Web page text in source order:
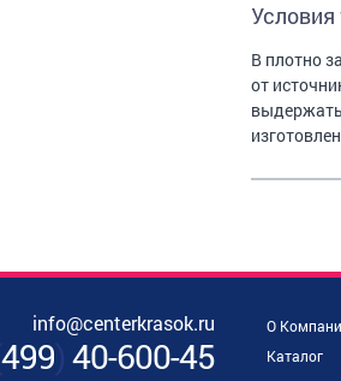
Условия
В плотно
от
выдержать
info@centerkrasok.ru
499 40-600-45
О
Каталог